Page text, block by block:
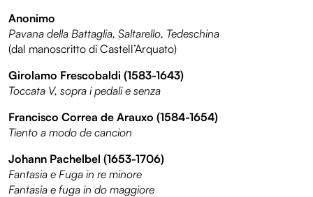
Anonimo
Pavana della Battaglia, Saltarello, Tedeschina
(dal manoscritto di Castell’Arquato)
Girolamo Frescobaldi (1583-1643)
Toccata V, sopra i pedali e senza
Francisco Correa de Arauxo (1584-1654)
Tiento a modo de cancion
Johann Pachelbel (1653-1706)
Fantasia e Fuga in re minore
Fantasia e fuga in do maggiore